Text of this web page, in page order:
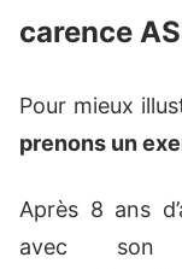
carence
Pour mieux
prenons un
Après 8 ans
avec son